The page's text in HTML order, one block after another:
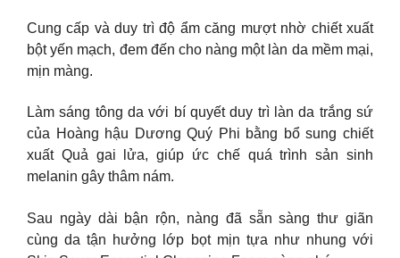
Cung cấp và duy trì độ ẩm căng mượt nhờ chiết xuất
bột yến mạch, đem đến cho nàng một làn da mềm mại,
mịn màng.
Làm sáng tông da với bí quyết duy trì làn da trắng sứ
của Hoàng hậu Dương Quý Phi bằng bổ sung chiết
xuất Quả gai lửa, giúp ức chế quá trình sản sinh
melanin gây thâm nám.
Sau ngày dài bận rộn, nàng đã sẵn sàng thư giãn
cùng da tận hưởng lớp bọt mịn tựa như nhung với